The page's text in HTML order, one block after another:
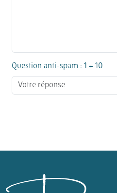
Question anti-spam : 1 + 10